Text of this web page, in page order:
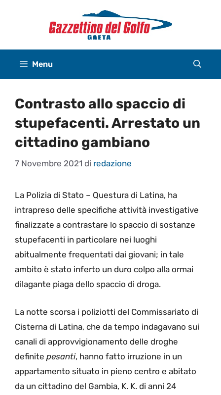
Menu
Contrasto allo spaccio di
stupefacenti. Arrestato un
cittadino gambiano
7 Novembre 2021 di redazione
La Polizia di Stato – Questura di Latina, ha
intrapreso delle specifiche attività investigative
finalizzate a contrastare lo spaccio di sostanze
stupefacenti in particolare nei luoghi
abitualmente frequentati dai giovani; in tale
ambito è stato inferto un duro colpo alla ormai
dilagante piaga dello spaccio di droga.
La notte scorsa i poliziotti del Commissariato di
Cisterna di Latina, che da tempo indagavano sui
canali di approvvigionamento delle droghe
definite pesanti, hanno fatto irruzione in un
appartamento situato in pieno centro e abitato
da un cittadino del Gambia, K. K. di anni 24